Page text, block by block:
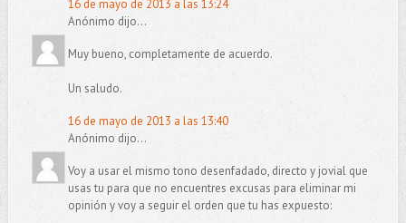
16 de mayo de 2013 a las 13:24
Anónimo dijo...
Muy bueno, completamente de acuerdo.
Un saludo.
16 de mayo de 2013 a las 13:40
Anónimo dijo...
Voy a usar el mismo tono desenfadado, directo y jovial que
usas tu para que no encuentres excusas para eliminar mi
opinión y voy a seguir el orden que tu has expuesto: